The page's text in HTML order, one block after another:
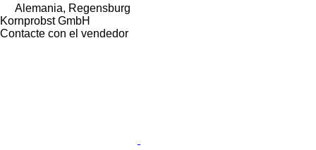
Alemania, Regensburg
Kornprobst GmbH
Contacte con el vendedor